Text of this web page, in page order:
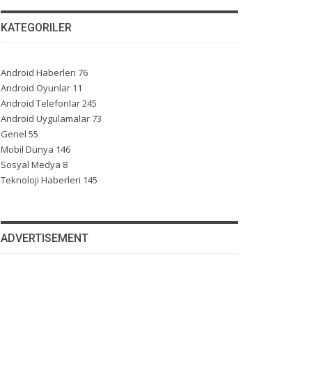
KATEGORILER
Android Haberleri 76
Android Oyunlar 11
Android Telefonlar245
Android Uygulamalar73
Genel 55
Mobil Dünya 146
Sosyal Medya 8
Teknoloji Haberleri 145
ADVERTISEMENT